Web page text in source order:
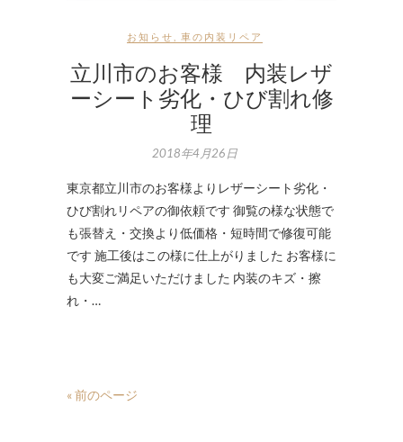
お知らせ 車の内装リペア
立川市のお客様 内装レザ
ーシート劣化・ひび割れ修
理
2018年4月26日
東京都立川市のお客様よりレザーシート劣化・
ひび割れリペアの御依頼です 御覧の様な状態で
も張替え・交換より低価格・短時間で修復可能
です 施工後はこの様に仕上がりました お客様に
も大変ご満足いただけました 内装のキズ・擦
れ・…
« 前のページ